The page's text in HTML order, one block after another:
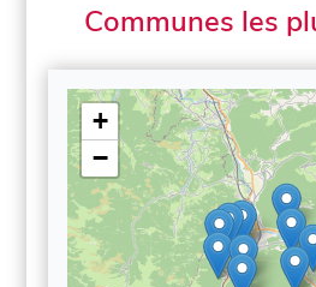
Communes les
+
−